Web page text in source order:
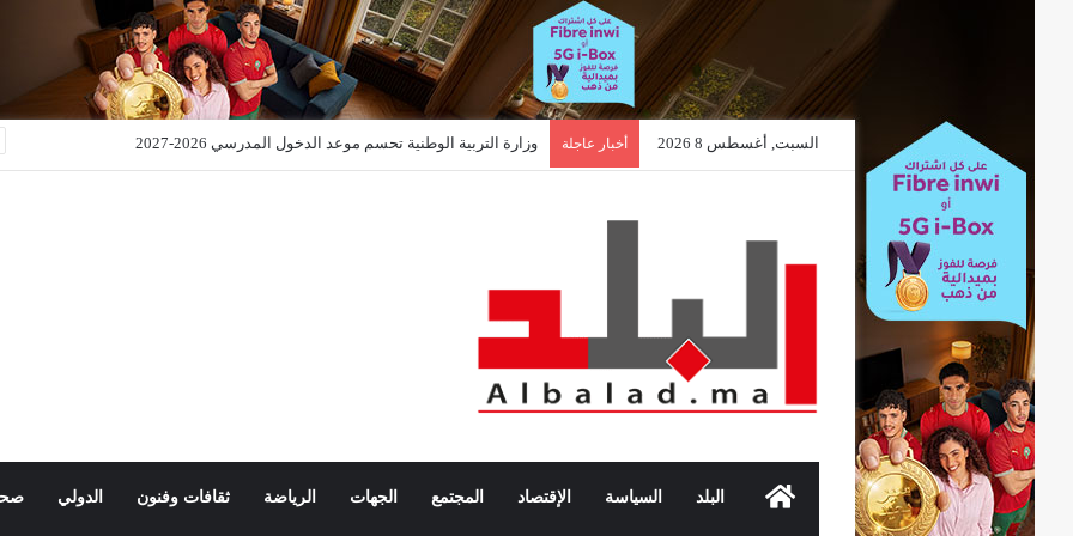
السبت, أغسطس 8 2026 أخبار عاجلة موجة حر وزخات رعدية وبَرَد تضرب عدداً من مناطق المملكة ابتداءً من اليوم
الرئيسيةالبلد السياسة الإقتصاد المجتمع الجهات الرياضة ثقافات وفنون الدولي